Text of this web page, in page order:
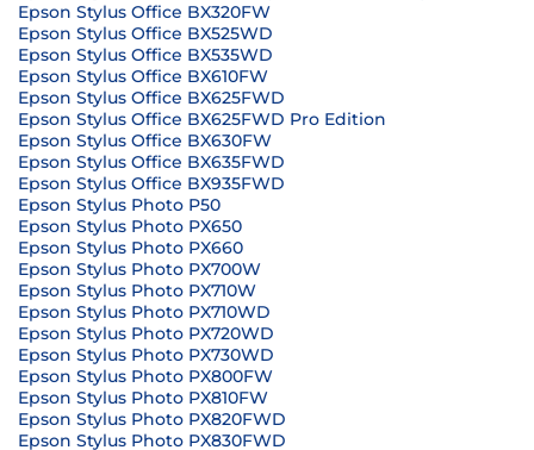
Epson Stylus Office BX320FW
Epson Stylus Office BX525WD
Epson Stylus Office BX535WD
Epson Stylus Office BX610FW
Epson Stylus Office BX625FWD
Epson Stylus Office BX625FWD Pro Edition
Epson Stylus Office BX630FW
Epson Stylus Office BX635FWD
Epson Stylus Office BX935FWD
Epson Stylus Photo P50
Epson Stylus Photo PX650
Epson Stylus Photo PX660
Epson Stylus Photo PX700W
Epson Stylus Photo PX710W
Epson Stylus Photo PX710WD
Epson Stylus Photo PX720WD
Epson Stylus Photo PX730WD
Epson Stylus Photo PX800FW
Epson Stylus Photo PX810FW
Epson Stylus Photo PX820FWD
Epson Stylus Photo PX830FWD